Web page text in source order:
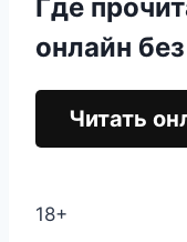
Где
онлайн
Читать
18+